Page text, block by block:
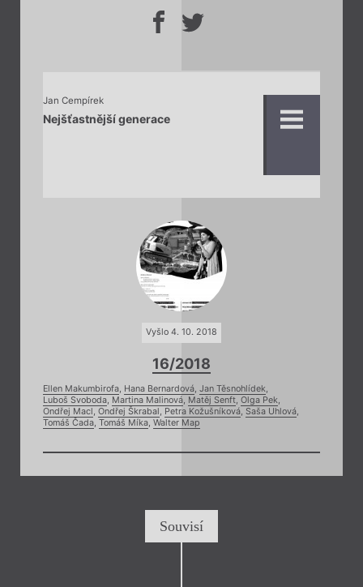
Jan Cempírek
Nejšťastnější generace
Vyšlo 4. 10. 2018
16/2018
Ellen Makumbirofa, Hana Bernardová, Jan Těsnohlídek,
Luboš Svoboda, Martina Malinová, Matěj Senft, Olga Pek,
Ondřej Macl, Ondřej Škrabal, Petra Kožušníková, Saša Uhlová,
Tomáš Čada, Tomáš Míka, Walter Map
Souvisí